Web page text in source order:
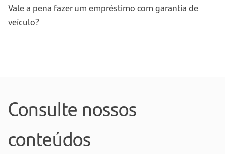
Vale a pena fazer um empréstimo com garantia de
veículo?
Consulte nossos
conteúdos